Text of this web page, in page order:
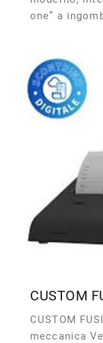
one” a
CUSTOM
CUSTOM
meccanica